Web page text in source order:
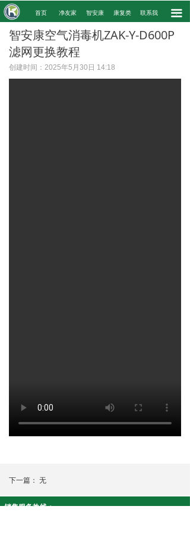
끀
. 首页 净友家 智安康 康复类 联系我 .
智安康空气消毒机ZAK-Y-D600P
滤网更换教程
创建时间： 2025年5月30日 14:18
下一篇： 无
销售服务热线：